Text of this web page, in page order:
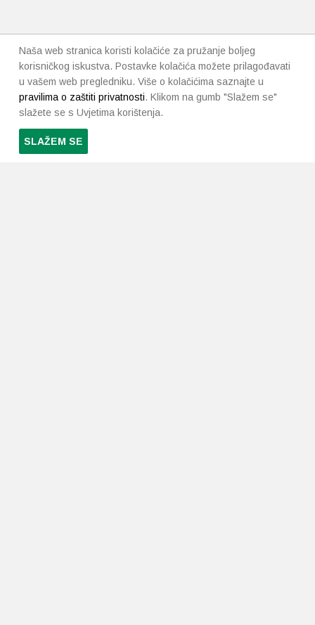
Naša web stranica koristi kolačiće za pružanje boljeg
korisničkog iskustva. Postavke kolačića možete prilagođavati
u vašem web pregledniku. Više o kolačićima saznajte u
pravilima o zaštiti privatnosti. Klikom na gumb "Slažem se"
slažete se s Uvjetima korištenja.
SLAŽEM SE